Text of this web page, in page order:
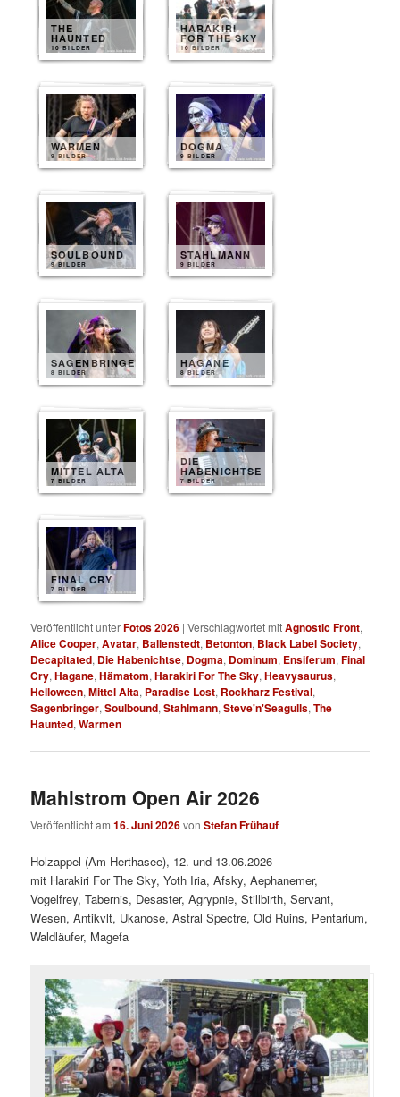
THE
HAUNTED
10 BILDER
HARAKIRI
FOR THE SKY
10 BILDER
WARMEN
9 BILDER
DOGMA
9 BILDER
SOULBOUND
9 BILDER
STAHLMANN
9 BILDER
SAGENBRINGER
8 BILDER
HAGANE
8 BILDER
MITTEL ALTA
7 BILDER
DIE
HABENICHTSE
7 BILDER
FINAL CRY
7 BILDER
Veröffentlicht unterFotos 2026 |Verschlagwortet mitAgnostic Front,
Alice Cooper,Avatar, Ballenstedt, Betonton, Black Label Society,
Decapitated, Die Habenichtse, Dogma, Dominum, Ensiferum,Final
Cry,Hagane,Hämatom,Harakiri For The Sky,Heavysaurus,
Helloween,Mittel Alta, Paradise Lost, Rockharz Festival,
Sagenbringer,Soulbound,Stahlmann,Steve'n'Seagulls,The
Haunted,Warmen
Mahlstrom Open Air 2026
Veröffentlicht am16. Juni 2026vonStefan Frühauf
Holzappel (Am Herthasee), 12. und 13.06.2026
mit Harakiri For The Sky, Yoth Iria, Afsky, Aephanemer,
Vogelfrey, Tabernis, Desaster, Agrypnie, Stillbirth, Servant,
Wesen, Antikvlt, Ukanose, Astral Spectre, Old Ruins, Pentarium,
Waldläufer, Magefa